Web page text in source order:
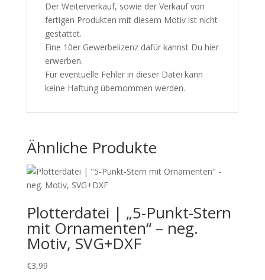
Der Weiterverkauf, sowie der Verkauf von
fertigen Produkten mit diesem Motiv ist nicht
gestattet.
Eine 10er Gewerbelizenz dafür kannst Du hier
erwerben.
Für eventuelle Fehler in dieser Datei kann
keine Haftung übernommen werden.
Ähnliche Produkte
Plotterdatei | „5-Punkt-Stern
mit Ornamenten“ – neg.
Motiv, SVG+DXF
€3,99